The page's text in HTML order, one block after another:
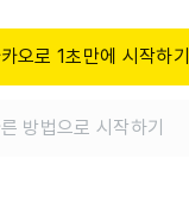
오로 1초만에 시작하기
방법으로 시작하기